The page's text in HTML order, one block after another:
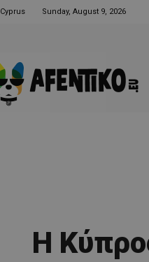
Cyprus Sunday, August 9, 2026
Η